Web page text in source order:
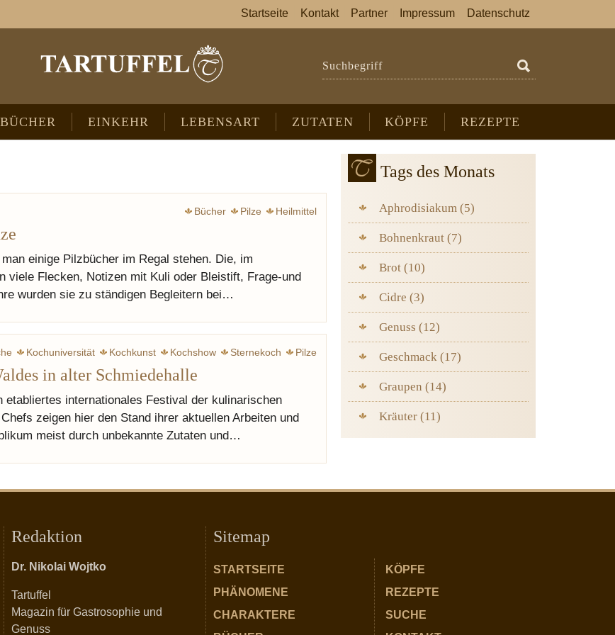
Suchbegriff
BÜCHER EINKEHR LEBENSART ZUTATEN KÖPFE REZEPTE
Startseite Kontakt Partner Impressum Datenschutz
Bücher Pilze Heilmittel
einige Pilzbücher im Regal stehen. Die, im
viele Flecken, Notizen mit Kuli oder Bleistift, Frage-und
wurden sie zu ständigen Begleitern bei…
Kochuniversität Kochkunst Kochshow Sternekoch Pilze
in alter Schmiedehalle
etabliertes internationales Festival der kulinarischen
zeigen hier den Stand ihrer aktuellen Arbeiten und
meist durch unbekannte Zutaten und…
Tags des Monats
Aphrodisiakum (5)
Bohnenkraut (7)
Brot (10)
Cidre (3)
Genuss (12)
Geschmack (17)
Graupen (14)
Kräuter (11)
Redaktion
Dr. Nikolai Wojtko
Tartuffel
Magazin für Gastrosophie und
Genuss
Sitemap
STARTSEITE
PHÄNOMENE
CHARAKTERE
KÖPFE
REZEPTE
SUCHE